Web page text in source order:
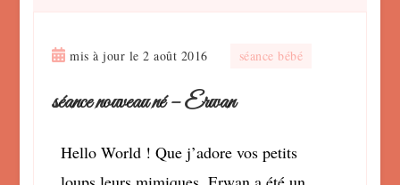
mis à jour le2 août 2016 séance bébé
séance nouveau né – Erwan
Hello World ! Que j’adore vos petits